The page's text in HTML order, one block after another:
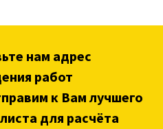
нам адрес
работ
к Вам лучшего
для расчёта